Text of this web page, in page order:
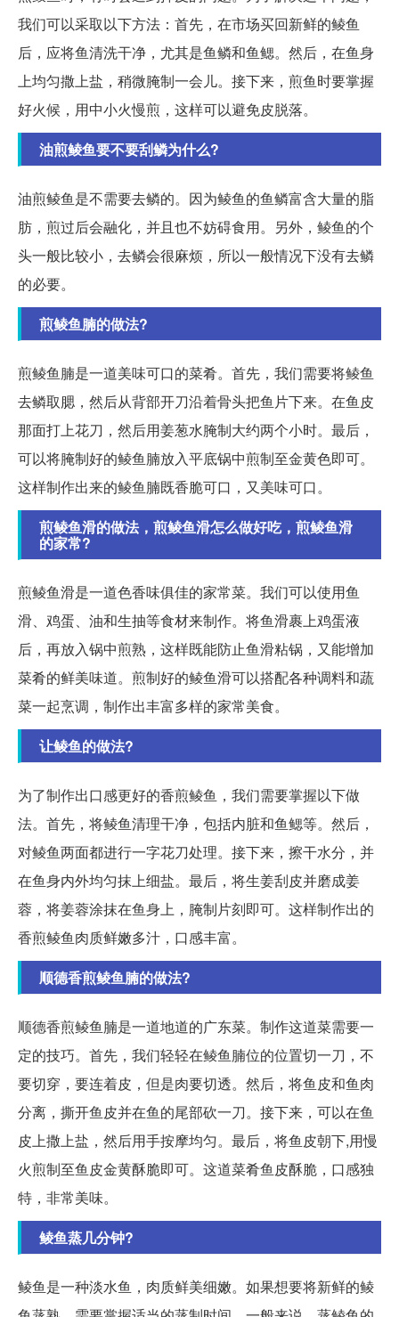
我们可以采取以下方法：首先，在市场买回新鲜的鲮鱼
后，应将鱼清洗干净，尤其是鱼鳞和鱼鳃。然后，在鱼身
上均匀撒上盐，稍微腌制一会儿。接下来，煎鱼时要掌握
好火候，用中小火慢煎，这样可以避免皮脱落。
油煎鲮鱼要不要刮鳞为什么?
油煎鲮鱼是不需要去鳞的。因为鲮鱼的鱼鳞富含大量的脂
肪，煎过后会融化，并且也不妨碍食用。另外，鲮鱼的个
头一般比较小，去鳞会很麻烦，所以一般情况下没有去鳞
的必要。
煎鲮鱼腩的做法?
煎鲮鱼腩是一道美味可口的菜肴。首先，我们需要将鲮鱼
去鳞取腮，然后从背部开刀沿着骨头把鱼片下来。在鱼皮
那面打上花刀，然后用姜葱水腌制大约两个小时。最后，
可以将腌制好的鲮鱼腩放入平底锅中煎制至金黄色即可。
这样制作出来的鲮鱼腩既香脆可口，又美味可口。
煎鲮鱼滑的做法，煎鲮鱼滑怎么做好吃，煎鲮鱼滑
的家常?
煎鲮鱼滑是一道色香味俱佳的家常菜。我们可以使用鱼
滑、鸡蛋、油和生抽等食材来制作。将鱼滑裹上鸡蛋液
后，再放入锅中煎熟，这样既能防止鱼滑粘锅，又能增加
菜肴的鲜美味道。煎制好的鲮鱼滑可以搭配各种调料和蔬
菜一起烹调，制作出丰富多样的家常美食。
让鲮鱼的做法?
为了制作出口感更好的香煎鲮鱼，我们需要掌握以下做
法。首先，将鲮鱼清理干净，包括内脏和鱼鳃等。然后，
对鲮鱼两面都进行一字花刀处理。接下来，擦干水分，并
在鱼身内外均匀抹上细盐。最后，将生姜刮皮并磨成姜
蓉，将姜蓉涂抹在鱼身上，腌制片刻即可。这样制作出的
香煎鲮鱼肉质鲜嫩多汁，口感丰富。
顺德香煎鲮鱼腩的做法?
顺德香煎鲮鱼腩是一道地道的广东菜。制作这道菜需要一
定的技巧。首先，我们轻轻在鲮鱼腩位的位置切一刀，不
要切穿，要连着皮，但是肉要切透。然后，将鱼皮和鱼肉
分离，撕开鱼皮并在鱼的尾部砍一刀。接下来，可以在鱼
皮上撒上盐，然后用手按摩均匀。最后，将鱼皮朝下,用慢
火煎制至鱼皮金黄酥脆即可。这道菜肴鱼皮酥脆，口感独
特，非常美味。
鲮鱼蒸几分钟?
鲮鱼是一种淡水鱼，肉质鲜美细嫩。如果想要将新鲜的鲮